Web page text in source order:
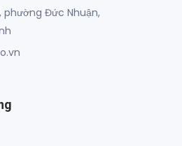
phường Đức Nhuận,